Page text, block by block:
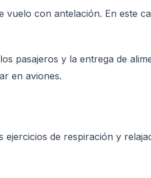
vuelo con antelación. En este
pasajeros y la entrega de
en aviones.
de respiración y